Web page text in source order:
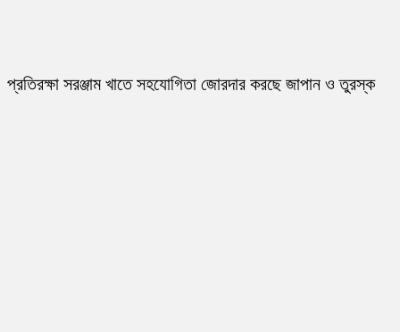
প্রতিরক্ষা সরঞ্জাম খাতে সহযোগিতা জোরদার করছে জাপান ও তুরস্ক